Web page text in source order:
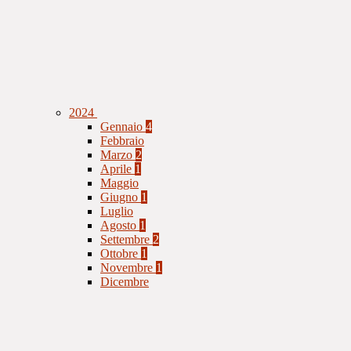
2024
Gennaio 4
Febbraio
Marzo 2
Aprile 1
Maggio
Giugno 1
Luglio
Agosto 1
Settembre 2
Ottobre 1
Novembre 1
Dicembre